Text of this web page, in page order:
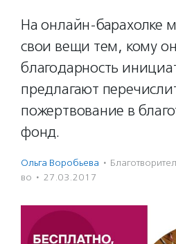
На онлайн-барахолке
свои вещи тем, кому
благодарность
предлагают
пожертвование в
фонд.
Ольга Воробьева ·
во · 27.03.2017